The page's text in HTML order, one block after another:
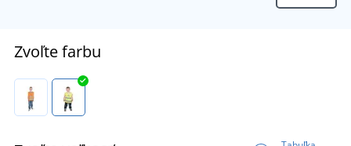
Zvoľte farbu